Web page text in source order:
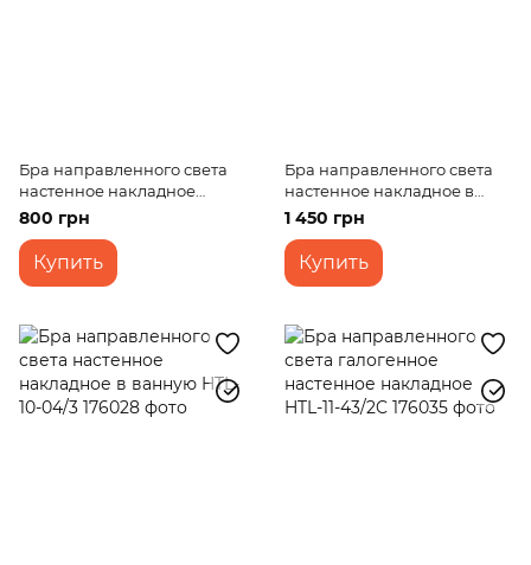
Бра направленного света
настенное накладное
BR02015
800 грн
Купить
Бра направленного света
настенное накладное в
спальню HTL-10-01/2
1 450 грн
Купить